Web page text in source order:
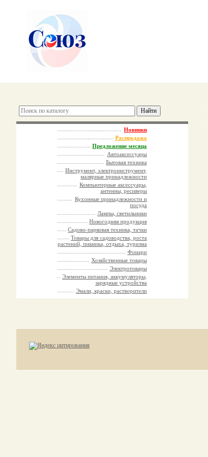
Новинки
Распродажа
Предложение месяца
Автоаксессуары
Бытовая техника
Инструмент, электроинструмент,
малярные принадлежности
Компьютерные аксессуары,
антенны, ресиверы
Кухонные принадлежности и
посуда
Лампы, светильники
Новогодняя продукция
Садово-парковая техника, тачки
Товары для садоводства, роста
растений, пикника, отдыха, туризма
Фонари
Хозяйственные товары
Электротовары
Элементы питания, аккумуляторы,
зарядные устройства
Эмали, краски, растворители